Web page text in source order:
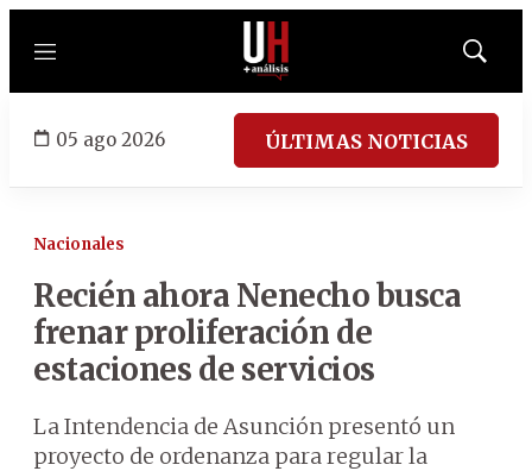
Menú
Mostrar
05 ago 2026 ÚLTIMAS NOTICIAS
Nacionales
Recién ahora Nenecho busca
frenar proliferación de
estaciones de servicios
La Intendencia de Asunción presentó un
proyecto de ordenanza para regular la